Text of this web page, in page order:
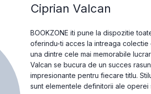
Ciprian Valcan
BOOKZONE iti pune la dispozitie
oferindu-ti acces la intreaga colectie
una dintre cele mai memorabile
Valcan se bucura de un succes
impresionante pentru fiecare titlu.
sunt elementele definitorii ale operei